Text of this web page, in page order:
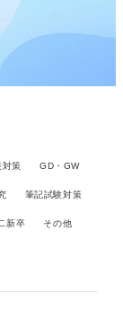
対策 GD・GW
筆記試験対策
新卒 その他